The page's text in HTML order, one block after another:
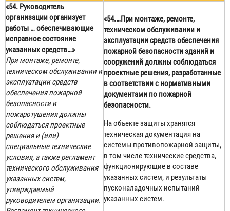
«54. Руководитель
организации организует
работы … обеспечивающие
исправное состояние
указанных средств…»
При монтаже, ремонте,
техническом обслуживании и
эксплуатации средств
обеспечения пожарной
безопасности и
пожаротушения должны
соблюдаться проектные
решения и (или)
специальные технические
условия, а также регламент
технического обслуживания
указанных систем,
утверждаемый
руководителем организации.
«54.…При монтаже, ремонте,
техническом обслуживании и
эксплуатации средств обеспечения
пожарной безопасности зданий и
сооружений должны соблюдаться
проектные решения, разработанные
в соответствии с нормативными
документами по пожарной
безопасности.
На объекте защиты хранятся
техническая документация на
системы противопожарной защиты,
в том числе технические средства,
функционирующие в составе
указанных систем, и результаты
пусконаладочных испытаний
указанных систем.